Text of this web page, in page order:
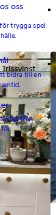
oss
trygga spel
bidra till en
från
för
Trissvinst